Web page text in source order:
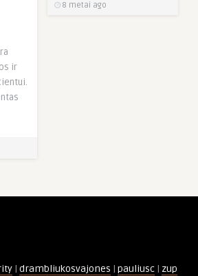
8 metai ago
ir
| drambliukosvajones | pauliusc | zup